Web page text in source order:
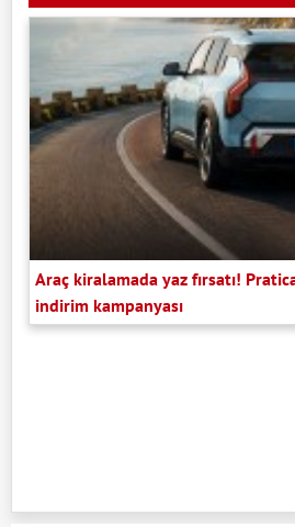
Araç kiralamada yaz fırsatı!
indirim kampanyası